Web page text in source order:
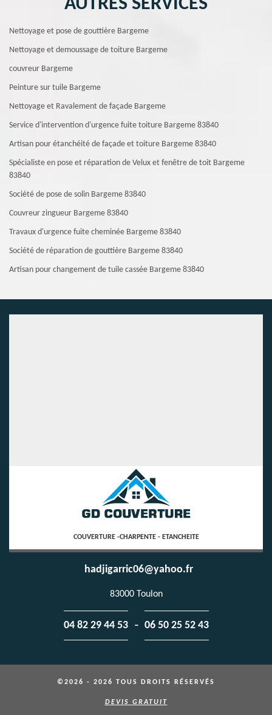
AUTRES SERVICES
Nettoyage et pose de gouttière Bargeme
Nettoyage et demoussage de toiture Bargeme
couvreur Bargeme
Peinture sur tuile Bargeme
Nettoyage et Ravalement de façade Bargeme
Service d'intervention d'urgence fuite toiture Bargeme 83840
Artisan pour étanchéité de façade et toiture Bargeme 83840
Spécialiste en pose et réparation de Velux et fenêtre de toit Bargeme
83840
Société de pose de solin Bargeme 83840
Couvreur zingueur Bargeme 83840
Travaux d'urgence fuite cheminée Bargeme 83840
Société de réparation de gouttière Bargeme 83840
Artisan pour changement de tuile cassée Bargeme 83840
COUVERTURE -CHARPENTE - ETANCHEITE
hadjigarric06@yahoo.fr
83000 Toulon
04 82 29 44 53 - 06 50 25 52 43
©2026 - 2026 TOUS DROITS RÉSERVÉS
DEVIS GRATUIT